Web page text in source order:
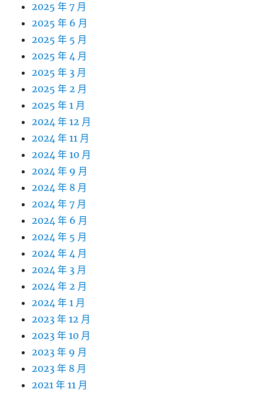
2025 年 7 月
2025 年 6 月
2025 年 5 月
2025 年 4 月
2025 年 3 月
2025 年 2 月
2025 年 1 月
2024 年 12 月
2024 年 11 月
2024 年 10 月
2024 年 9 月
2024 年 8 月
2024 年 7 月
2024 年 6 月
2024 年 5 月
2024 年 4 月
2024 年 3 月
2024 年 2 月
2024 年 1 月
2023 年 12 月
2023 年 10 月
2023 年 9 月
2023 年 8 月
2021 年 11 月